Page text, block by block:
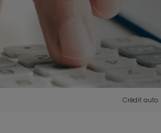
Crédit auto